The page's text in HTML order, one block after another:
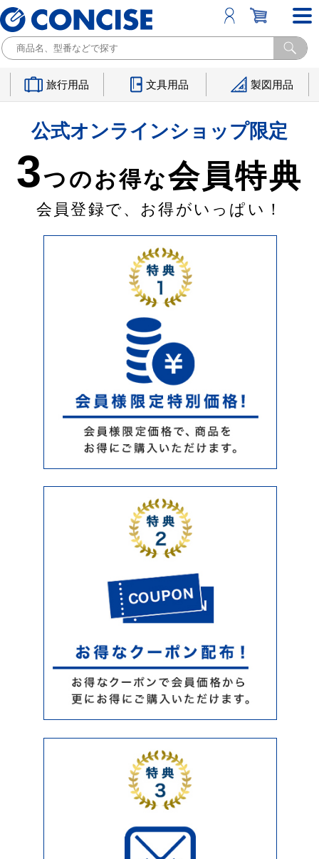
旅行用品 文具用品 製図用品
公式オンラインショップ限定
3つのお得な会員特典
会員登録で、お得がいっぱい！